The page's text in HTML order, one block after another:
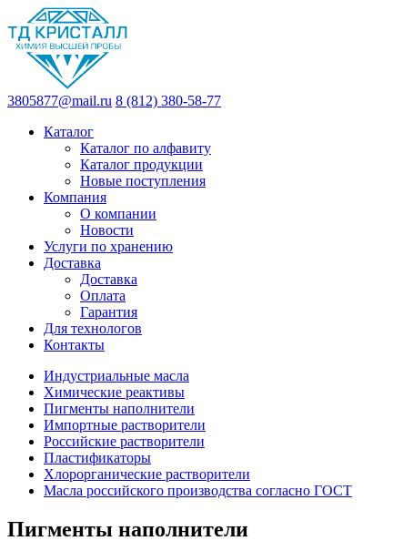
3805877@mail.ru 8 (812) 380-58-77
Каталог
Каталог по алфавиту
Каталог продукции
Новые поступления
Компания
О компании
Новости
Услуги по хранению
Доставка
Доставка
Оплата
Гарантия
Для технологов
Контакты
Индустриальные масла
Химические реактивы
Пигменты наполнители
Импортные растворители
Российские растворители
Пластификаторы
Хлорорганические растворители
Масла российского производства согласно ГОСТ
Пигменты наполнители